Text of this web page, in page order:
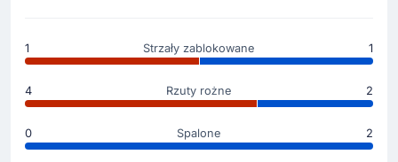
62'
Zmiana zawodnika
Giuliano Simeone
Diego Pablo Simeone decyduje o tym, że na boisko
wchodzi Angel Correa, a na ławce siada Giuliano
1 Strzały zablokowane 1
4 Rzuty rożne 2
0 Spalone 2